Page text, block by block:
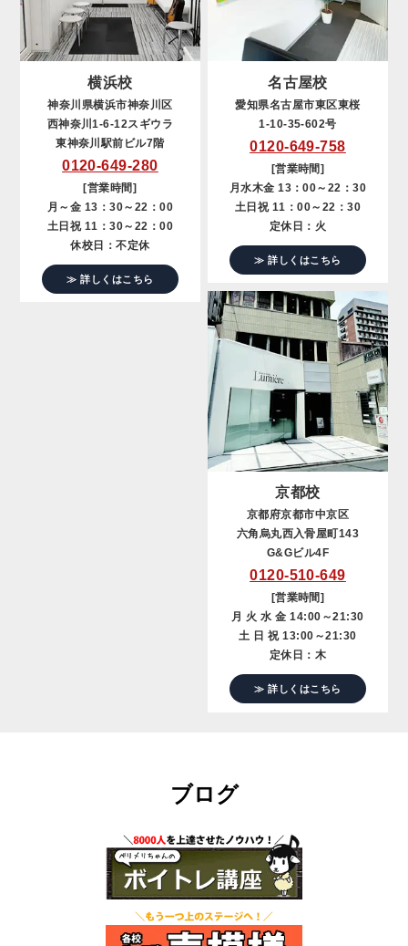
横浜校
神奈川県横浜市神奈川区
西神奈川1-6-12スギウラ
東神奈川駅前ビル7階
0120-649-280
[営業時間]
月～金 13：30～22：00
土日祝 11：30～22：00
休校日：不定休
≫ 詳しくはこちら
名古屋校
愛知県名古屋市東区東桜
1-10-35-602号
0120-649-758
[営業時間]
月水木金 13：00～22：30
土日祝 11：00～22：30
定休日：火
≫ 詳しくはこちら
京都校
京都府京都市中京区
六角烏丸西入骨屋町143
G&Gビル4F
0120-510-649
[営業時間]
月 火 水 金 14:00～21:30
土 日 祝 13:00～21:30
定休日：木
≫ 詳しくはこちら
ブログ